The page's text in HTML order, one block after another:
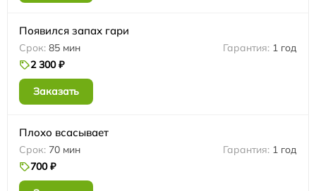
Появился запах гари
85 мин
1 год
2 300 ₽
Заказать
Плохо всасывает
70 мин
1 год
700 ₽